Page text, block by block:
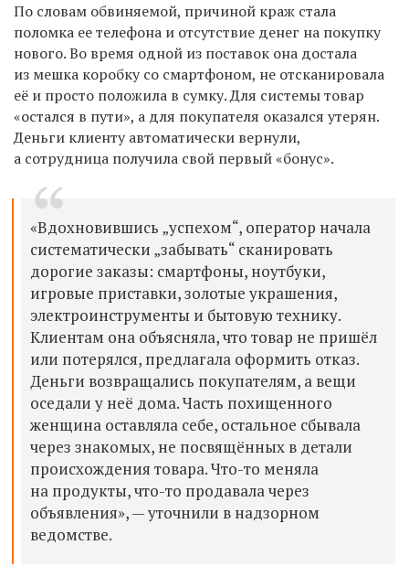
По словам обвиняемой, причиной краж стала
поломка ее телефона и отсутствие денег на покупку
нового. Во время одной из поставок она достала
из мешка коробку со смартфоном, не отсканировала
её и просто положила в сумку. Для системы товар
«остался в пути», а для покупателя оказался утерян.
Деньги клиенту автоматически вернули,
а сотрудница получила свой первый «бонус».
«Вдохновившись „успехом“, оператор начала
систематически „забывать“ сканировать
дорогие заказы: смартфоны, ноутбуки,
игровые приставки, золотые украшения,
электроинструменты и бытовую технику.
Клиентам она объясняла, что товар не пришёл
или потерялся, предлагала оформить отказ.
Деньги возвращались покупателям, а вещи
оседали у неё дома. Часть похищенного
женщина оставляла себе, остальное сбывала
через знакомых, не посвящённых в детали
происхождения товара. Что-то меняла
на продукты, что-то продавала через
объявления», — уточнили в надзорном
ведомстве.